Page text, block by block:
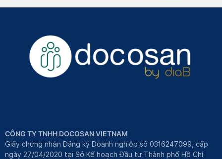
CÔNG TY TNHH DOCOSAN VIETNAM
Giấy chứng nhận Đăng ký Doanh nghiệp số 0316247099, cấp
ngày 27/04/2020 tại Sở Kế hoạch Đầu tư Thành phố Hồ Chí